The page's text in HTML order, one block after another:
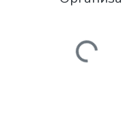
Загружается...